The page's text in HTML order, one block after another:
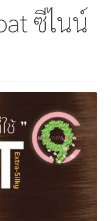
ซีไนน์